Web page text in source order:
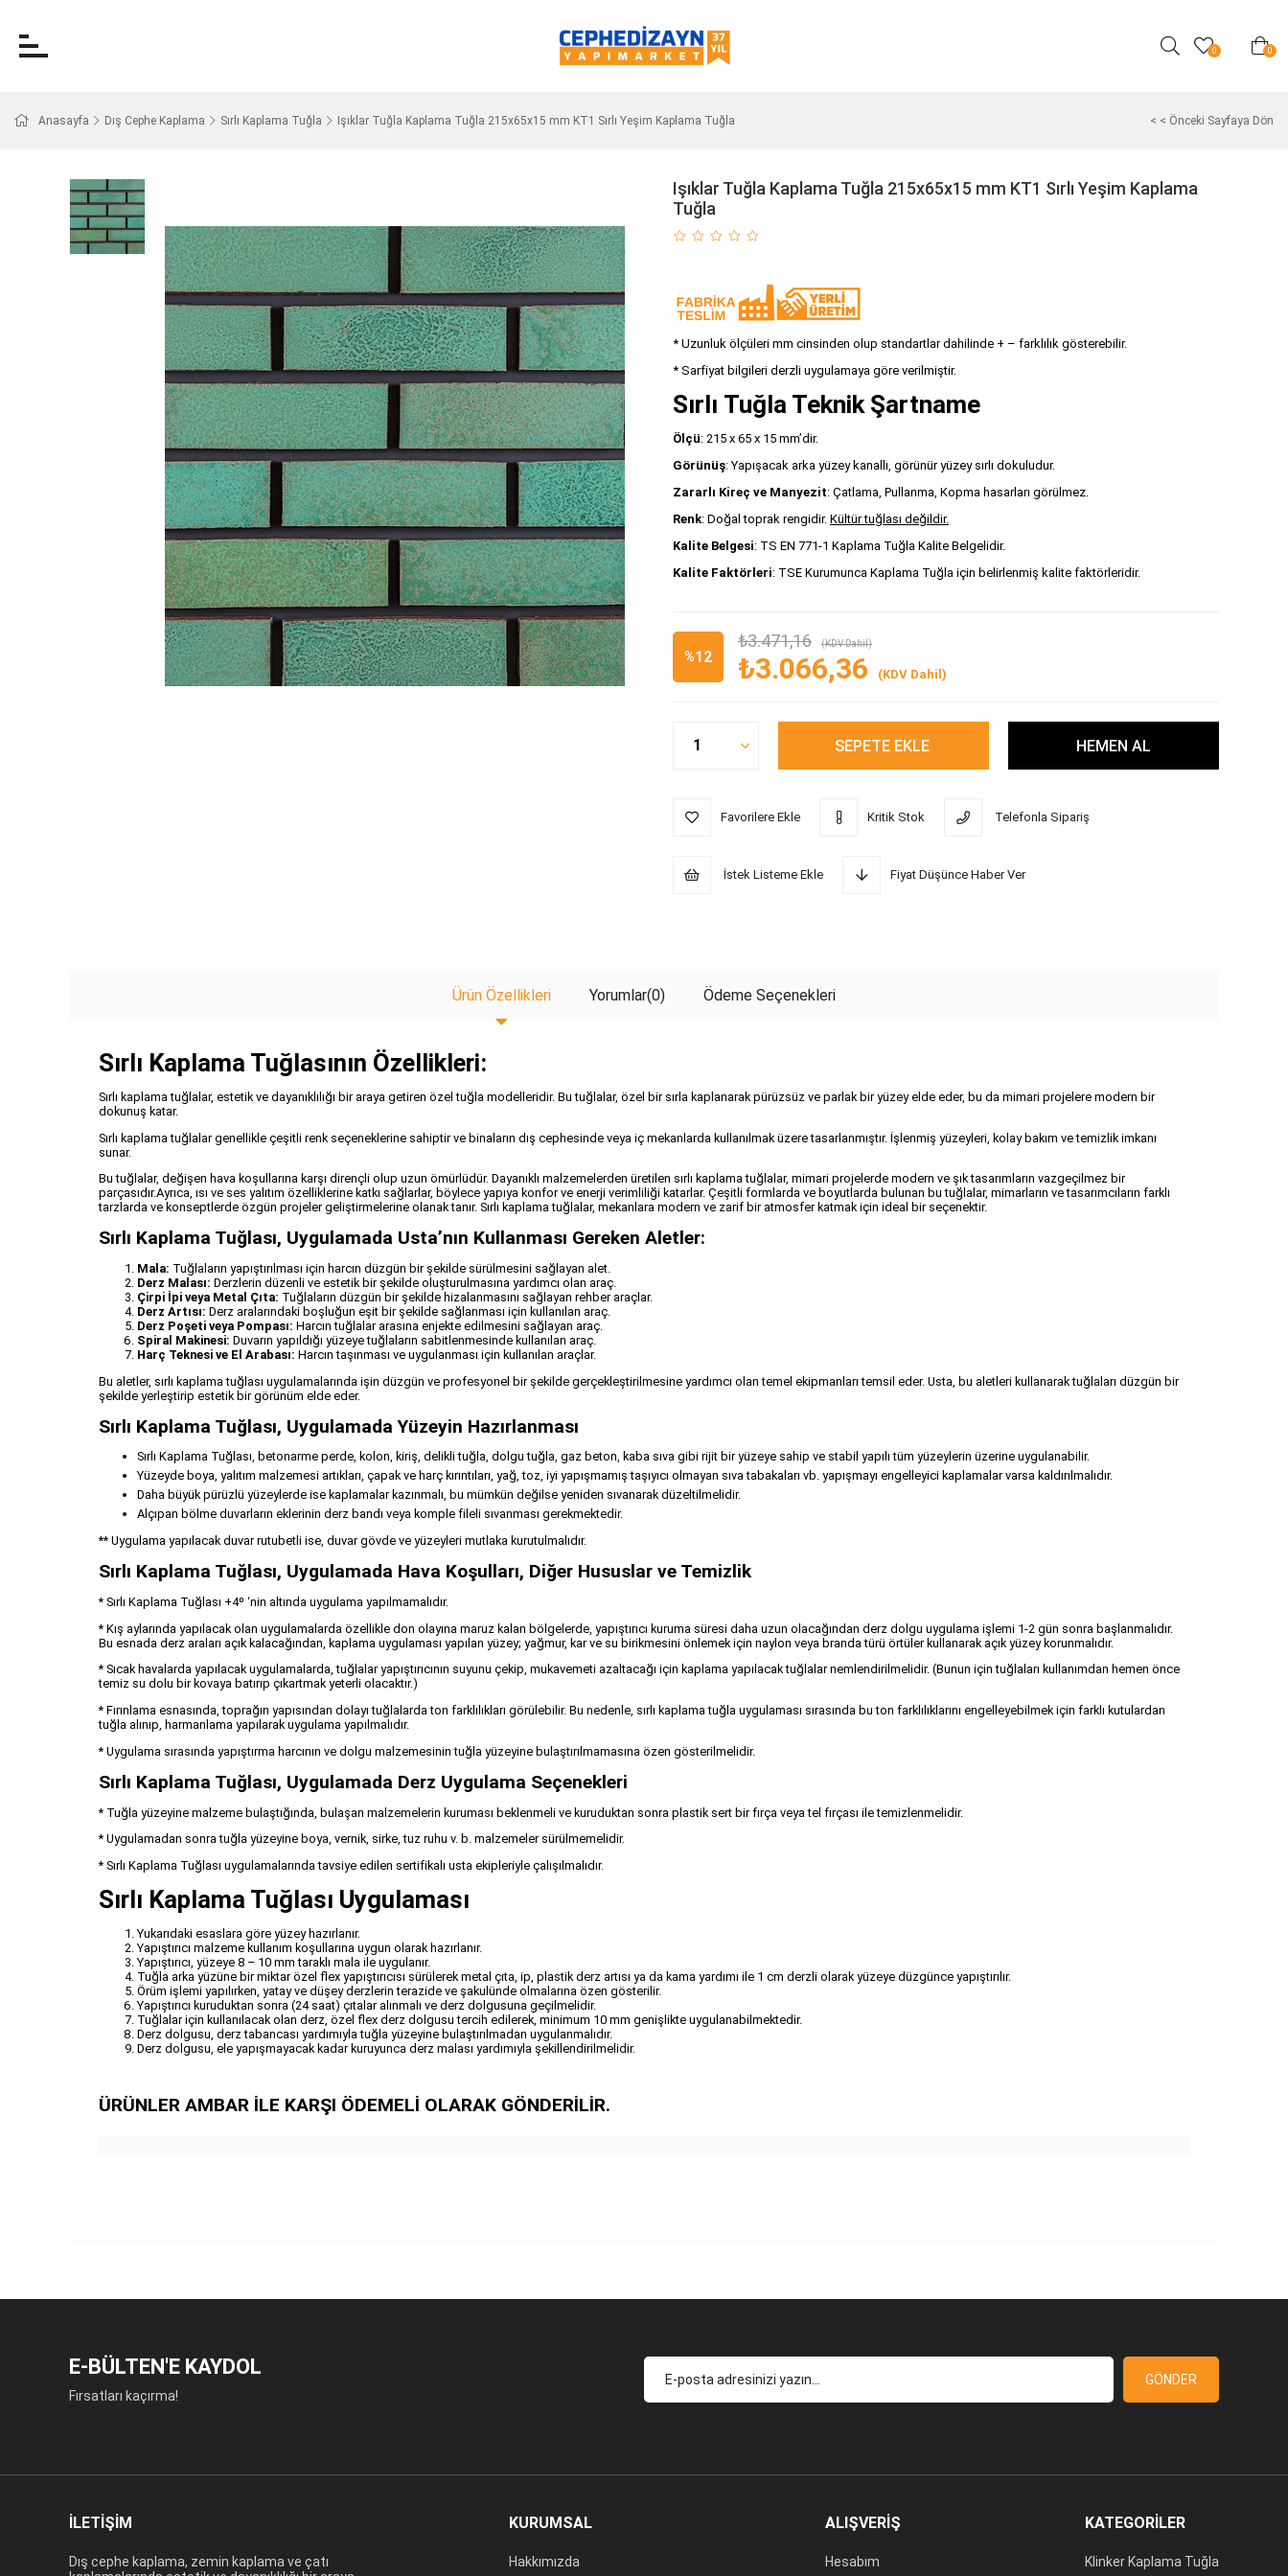
0 0
Anasayfa Dış Cephe Kaplama Sırlı Kaplama Tuğla Işıklar Tuğla Kaplama Tuğla 215x65x15 mm KT1 Sırlı Yeşim Kaplama Tuğla < < Önceki Sayfaya Dön
Işıklar Tuğla Kaplama Tuğla 215x65x15 mm KT1 Sırlı Yeşim Kaplama
Tuğla
* Uzunluk ölçüleri mm cinsinden olup standartlar dahilinde + – farklılık gösterebilir.
* Sarfiyat bilgileri derzli uygulamaya göre verilmiştir.
Sırlı Tuğla Teknik Şartname
Ölçü: 215 x 65 x 15 mm’dir.
Görünüş: Yapışacak arka yüzey kanallı, görünür yüzey sırlı dokuludur.
Zararlı Kireç ve Manyezit: Çatlama, Pullanma, Kopma hasarları görülmez.
Renk: Doğal toprak rengidir. Kültür tuğlası değildir.
Kalite Belgesi: TS EN 771-1 Kaplama Tuğla Kalite Belgelidir.
Kalite Faktörleri: TSE Kurumunca Kaplama Tuğla için belirlenmiş kalite faktörleridir.
%12
₺3.471,16 (KDV Dahil)
₺3.066,36 (KDV Dahil)
Favorilere Ekle Kritik Stok Telefonla Sipariş
İstek Listeme Ekle Fiyat Düşünce Haber Ver
Ürün Özellikleri Yorumlar(0) Ödeme Seçenekleri
Sırlı Kaplama Tuğlasının Özellikleri:
Sırlı kaplama tuğlalar, estetik ve dayanıklılığı bir araya getiren özel tuğla modelleridir. Bu tuğlalar, özel bir sırla kaplanarak pürüzsüz ve parlak bir yüzey elde eder, bu da mimari projelere modern bir
dokunuş katar.
Sırlı kaplama tuğlalar genellikle çeşitli renk seçeneklerine sahiptir ve binaların dış cephesinde veya iç mekanlarda kullanılmak üzere tasarlanmıştır. İşlenmiş yüzeyleri, kolay bakım ve temizlik imkanı
sunar.
Bu tuğlalar, değişen hava koşullarına karşı dirençli olup uzun ömürlüdür. Dayanıklı malzemelerden üretilen sırlı kaplama tuğlalar, mimari projelerde modern ve şık tasarımların vazgeçilmez bir
parçasıdır.Ayrıca, ısı ve ses yalıtım özelliklerine katkı sağlarlar, böylece yapıya konfor ve enerji verimliliği katarlar. Çeşitli formlarda ve boyutlarda bulunan bu tuğlalar, mimarların ve tasarımcıların farklı
tarzlarda ve konseptlerde özgün projeler geliştirmelerine olanak tanır. Sırlı kaplama tuğlalar, mekanlara modern ve zarif bir atmosfer katmak için ideal bir seçenektir.
Sırlı Kaplama Tuğlası, Uygulamada Usta’nın Kullanması Gereken Aletler:
Mala: Tuğlaların yapıştırılması için harcın düzgün bir şekilde sürülmesini sağlayan alet.
Derz Malası: Derzlerin düzenli ve estetik bir şekilde oluşturulmasına yardımcı olan araç.
Çirpi İpi veya Metal Çıta: Tuğlaların düzgün bir şekilde hizalanmasını sağlayan rehber araçlar.
Derz Artısı: Derz aralarındaki boşluğun eşit bir şekilde sağlanması için kullanılan araç.
Derz Poşeti veya Pompası: Harcın tuğlalar arasına enjekte edilmesini sağlayan araç.
Spiral Makinesi: Duvarın yapıldığı yüzeye tuğlaların sabitlenmesinde kullanılan araç.
Harç Teknesi ve El Arabası: Harcın taşınması ve uygulanması için kullanılan araçlar.
Bu aletler, sırlı kaplama tuğlası uygulamalarında işin düzgün ve profesyonel bir şekilde gerçekleştirilmesine yardımcı olan temel ekipmanları temsil eder. Usta, bu aletleri kullanarak tuğlaları düzgün bir
şekilde yerleştirip estetik bir görünüm elde eder.
Sırlı Kaplama Tuğlası, Uygulamada Yüzeyin Hazırlanması
Sırlı Kaplama Tuğlası, betonarme perde, kolon, kiriş, delikli tuğla, dolgu tuğla, gaz beton, kaba sıva gibi rijit bir yüzeye sahip ve stabil yapılı tüm yüzeylerin üzerine uygulanabilir.
Yüzeyde boya, yalıtım malzemesi artıkları, çapak ve harç kırıntıları, yağ, toz, iyi yapışmamış taşıyıcı olmayan sıva tabakaları vb. yapışmayı engelleyici kaplamalar varsa kaldırılmalıdır.
Daha büyük pürüzlü yüzeylerde ise kaplamalar kazınmalı, bu mümkün değilse yeniden sıvanarak düzeltilmelidir.
Alçıpan bölme duvarların eklerinin derz bandı veya komple fileli sıvanması gerekmektedir.
** Uygulama yapılacak duvar rutubetli ise, duvar gövde ve yüzeyleri mutlaka kurutulmalıdır.
Sırlı Kaplama Tuğlası, Uygulamada Hava Koşulları, Diğer Hususlar ve Temizlik
* Sırlı Kaplama Tuğlası +4º ‘nin altında uygulama yapılmamalıdır.
* Kış aylarında yapılacak olan uygulamalarda özellikle don olayına maruz kalan bölgelerde, yapıştırıcı kuruma süresi daha uzun olacağından derz dolgu uygulama işlemi 1-2 gün sonra başlanmalıdır.
Bu esnada derz araları açık kalacağından, kaplama uygulaması yapılan yüzey; yağmur, kar ve su birikmesini önlemek için naylon veya branda türü örtüler kullanarak açık yüzey korunmalıdır.
* Sıcak havalarda yapılacak uygulamalarda, tuğlalar yapıştırıcının suyunu çekip, mukavemeti azaltacağı için kaplama yapılacak tuğlalar nemlendirilmelidir. (Bunun için tuğlaları kullanımdan hemen önce
temiz su dolu bir kovaya batırıp çıkartmak yeterli olacaktır.)
* Fırınlama esnasında, toprağın yapısından dolayı tuğlalarda ton farklılıkları görülebilir. Bu nedenle, sırlı kaplama tuğla uygulaması sırasında bu ton farklılıklarını engelleyebilmek için farklı kutulardan
tuğla alınıp, harmanlama yapılarak uygulama yapılmalıdır.
* Uygulama sırasında yapıştırma harcının ve dolgu malzemesinin tuğla yüzeyine bulaştırılmamasına özen gösterilmelidir.
Sırlı Kaplama Tuğlası, Uygulamada Derz Uygulama Seçenekleri
* Tuğla yüzeyine malzeme bulaştığında, bulaşan malzemelerin kuruması beklenmeli ve kuruduktan sonra plastik sert bir fırça veya tel fırçası ile temizlenmelidir.
* Uygulamadan sonra tuğla yüzeyine boya, vernik, sirke, tuz ruhu v. b. malzemeler sürülmemelidir.
* Sırlı Kaplama Tuğlası uygulamalarında tavsiye edilen sertifikalı usta ekipleriyle çalışılmalıdır.
Sırlı Kaplama Tuğlası Uygulaması
Yukarıdaki esaslara göre yüzey hazırlanır.
Yapıştırıcı malzeme kullanım koşullarına uygun olarak hazırlanır.
Yapıştırıcı, yüzeye 8 – 10 mm taraklı mala ile uygulanır.
Tuğla arka yüzüne bir miktar özel flex yapıştırıcısı sürülerek metal çıta, ip, plastik derz artısı ya da kama yardımı ile 1 cm derzli olarak yüzeye düzgünce yapıştırılır.
Örüm işlemi yapılırken, yatay ve düşey derzlerin terazide ve şakulünde olmalarına özen gösterilir.
Yapıştırıcı kuruduktan sonra (24 saat) çıtalar alınmalı ve derz dolgusuna geçilmelidir.
Tuğlalar için kullanılacak olan derz, özel flex derz dolgusu tercih edilerek, minimum 10 mm genişlikte uygulanabilmektedir.
Derz dolgusu, derz tabancası yardımıyla tuğla yüzeyine bulaştırılmadan uygulanmalıdır.
Derz dolgusu, ele yapışmayacak kadar kuruyunca derz malası yardımıyla şekillendirilmelidir.
ÜRÜNLER AMBAR İLE KARŞI ÖDEMELİ OLARAK GÖNDERİLİR.
E-BÜLTEN'E KAYDOL
Fırsatları kaçırma!
GÖNDER
İLETİŞİM
Dış cephe kaplama, zemin kaplama ve çatı
KURUMSAL
Hakkımızda
ALIŞVERİŞ
Hesabım
KATEGORİLER
Klinker Kaplama Tuğla